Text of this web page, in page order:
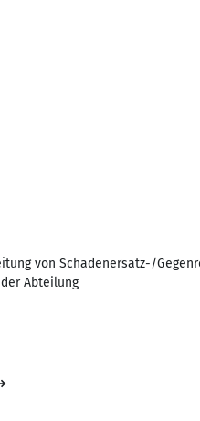
von Schadenersatz-/
Abteilung